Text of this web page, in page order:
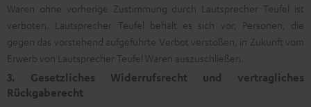
Waren ohne vorherige Zustimmung durch Lautsprecher Teufel ist
verboten. Lautsprecher Teufel behält es sich vor, Personen, die
gegen das vorstehend aufgeführte Verbot verstoßen, in Zukunft vom
Erwerb von Lautsprecher Teufel Waren auszuschließen.
3. Gesetzliches Widerrufsrecht und vertragliches
Rückgaberecht